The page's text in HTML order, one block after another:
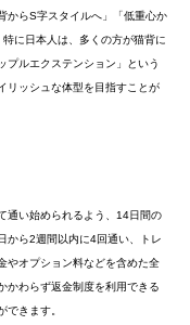
からS字スタイルへ」「低重心か
に日本人は、多くの方が猫背に
プルエクステンション」という
リッシュな体型を目指すことが
通い始められるよう、14日間の
から2週間以内に4回通い、トレ
やオプション料などを含めた全
かわらず返金制度を利用できる
きます。